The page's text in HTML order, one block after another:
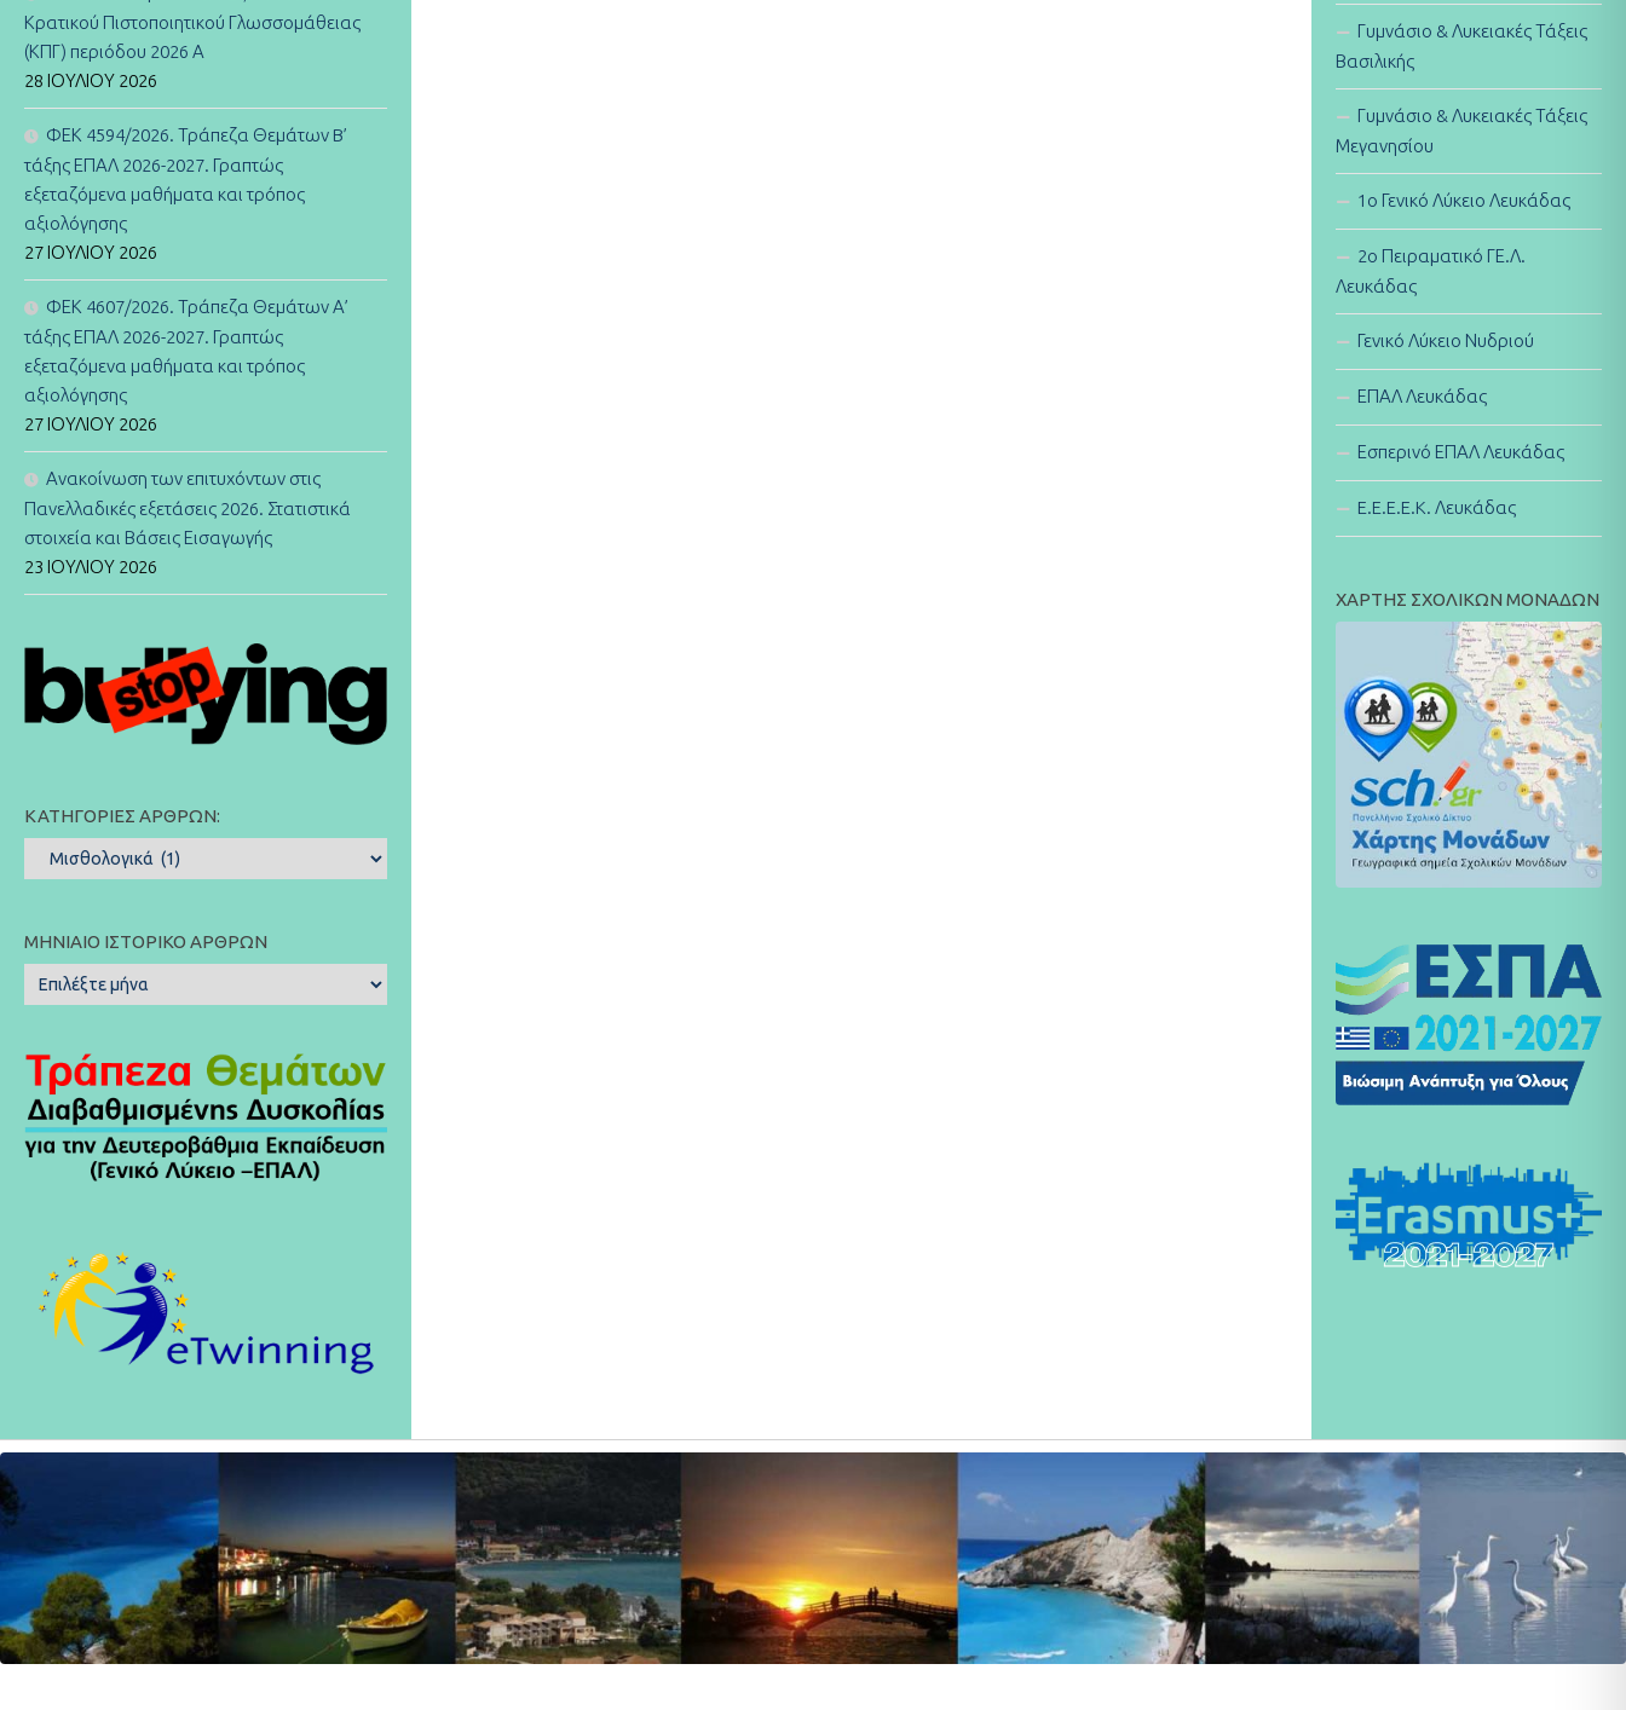
Κρατικού Πιστοποιητικού Γλωσσομάθειας
(ΚΠΓ) περιόδου 2026 Α
28 ΙΟΥΛΊΟΥ 2026
ΦΕΚ 4594/2026. Τράπεζα Θεμάτων B’
τάξης ΕΠΑΛ 2026-2027. Γραπτώς
εξεταζόμενα μαθήματα και τρόπος
αξιολόγησης
27 ΙΟΥΛΊΟΥ 2026
ΦΕΚ 4607/2026. Τράπεζα Θεμάτων Α’
τάξης ΕΠΑΛ 2026-2027. Γραπτώς
εξεταζόμενα μαθήματα και τρόπος
αξιολόγησης
27 ΙΟΥΛΊΟΥ 2026
Ανακοίνωση των επιτυχόντων στις
Πανελλαδικές εξετάσεις 2026. Στατιστικά
στοιχεία και Βάσεις Εισαγωγής
23 ΙΟΥΛΊΟΥ 2026
ΚΑΤΗΓΟΡΊΕΣ ΆΡΘΡΩΝ:
Κατηγορίες
Άρθρων:
ΜΗΝΙΑΊΟ ΙΣΤΟΡΙΚΌ ΆΡΘΡΩΝ
Μηνιαίο
Ιστορικό
Γυμνάσιο & Λυκειακές Τάξεις
Βασιλικής
Γυμνάσιο & Λυκειακές Τάξεις
Μεγανησίου
1ο Γενικό Λύκειο Λευκάδας
2ο Πειραματικό ΓΕ.Λ.
Λευκάδας
Γενικό Λύκειο Νυδριού
ΕΠΑΛ Λευκάδας
Εσπερινό ΕΠΑΛ Λευκάδας
E.E.E.E.K. Λευκάδας
ΧΑΡΤΗΣ ΣΧΟΛΙΚΩΝ ΜΟΝΑΔΩΝ